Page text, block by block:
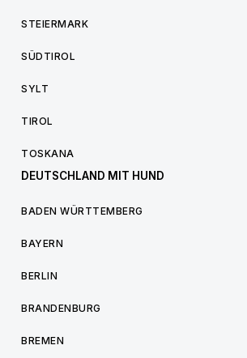
STEIERMARK
SÜDTIROL
SYLT
TIROL
TOSKANA
DEUTSCHLAND MIT HUND
BADEN WÜRTTEMBERG
BAYERN
BERLIN
BRANDENBURG
BREMEN